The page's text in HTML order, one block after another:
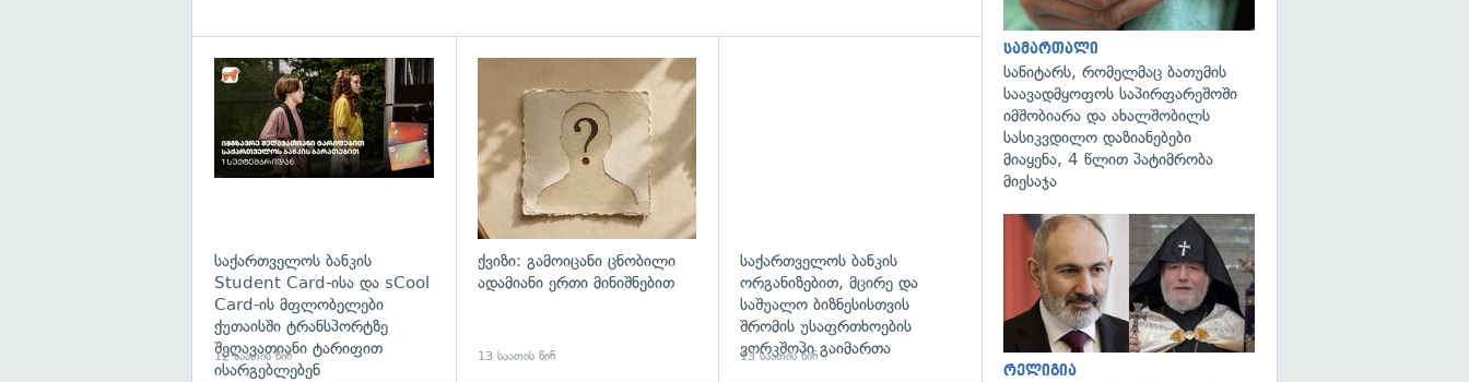
საქართველოს ბანკის
Student Card-ისა და sCool
Card-ის მფლობელები
ქუთაისში ტრანსპორტზე
შეღავათიანი ტარიფით
ისარგებლებენ
12 საათის წინ
ქვიზი: გამოიცანი ცნობილი
ადამიანი ერთი მინიშნებით
13 საათის წინ
საქართველოს ბანკის
ორგანიზებით, მცირე და
საშუალო ბიზნესისთვის
შრომის უსაფრთხოების
ვორკშოპი გაიმართა
13 საათის წინ
სამართალი
სანიტარს, რომელმაც ბათუმის
საავადმყოფოს საპირფარეშოში
იმშობიარა და ახალშობილს
სასიკვდილო დაზიანებები
მიაყენა, 4 წლით პატიმრობა
მიესაჯა
რელიგია